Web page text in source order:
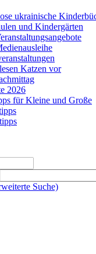
ukrainische
und Kindergärten
Katzen vor
2026
für Kleine und Große
Suche)